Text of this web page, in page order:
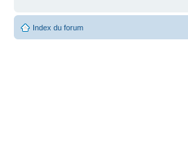
Index du forum